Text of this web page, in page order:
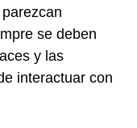
se deben
y las
interactuar con